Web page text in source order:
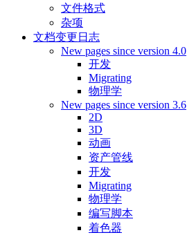
文件格式
杂项
文档变更日志
New pages since version 4.0
开发
Migrating
物理学
New pages since version 3.6
2D
3D
动画
资产管线
开发
Migrating
物理学
编写脚本
着色器